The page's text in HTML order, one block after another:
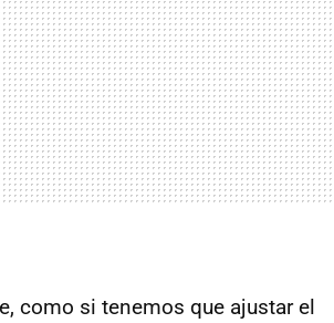
como si tenemos que ajustar el